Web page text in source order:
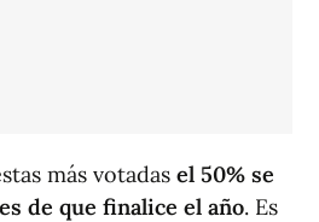
más votadas el 50% se
de que finalice el año. Es